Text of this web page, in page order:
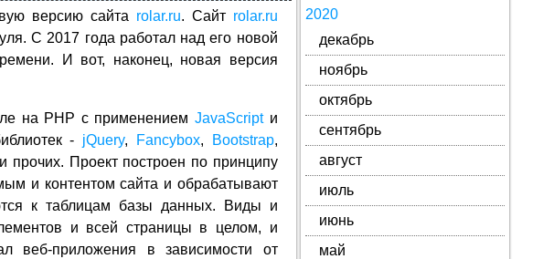
версию сайта rolar.ru. Сайт rolar.ru
C 2017 года работал над его новой
И вот, наконец, новая версия
на PHP с применением JavaScriptи
- jQuery, Fancybox, Bootstrap,
и прочих. Проект построен по принципу
и контентом сайта и обрабатывают
к таблицам базы данных. Виды и
и всей страницы в целом, и
веб-приложения в зависимости от
2020
декабрь
ноябрь
октябрь
сентябрь
август
июль
июнь
май